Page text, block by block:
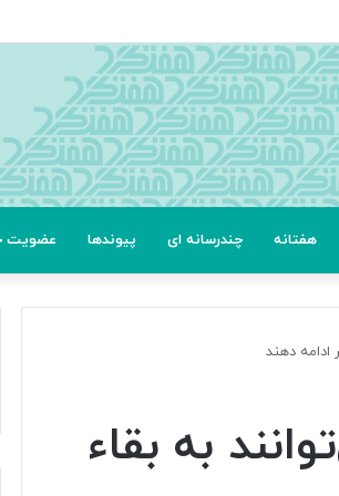
هفتانه چندرسانه ای پیوندها عضویت
ادامه دهند
به بقاء